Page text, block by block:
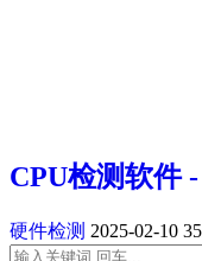
CPU检测软件
硬件检测 2025-02-10